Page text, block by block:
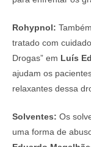
Rohypnol:
tratado com
Drogas” em Luís
ajudam os
relaxantes dessa
Solventes: Os
uma forma de